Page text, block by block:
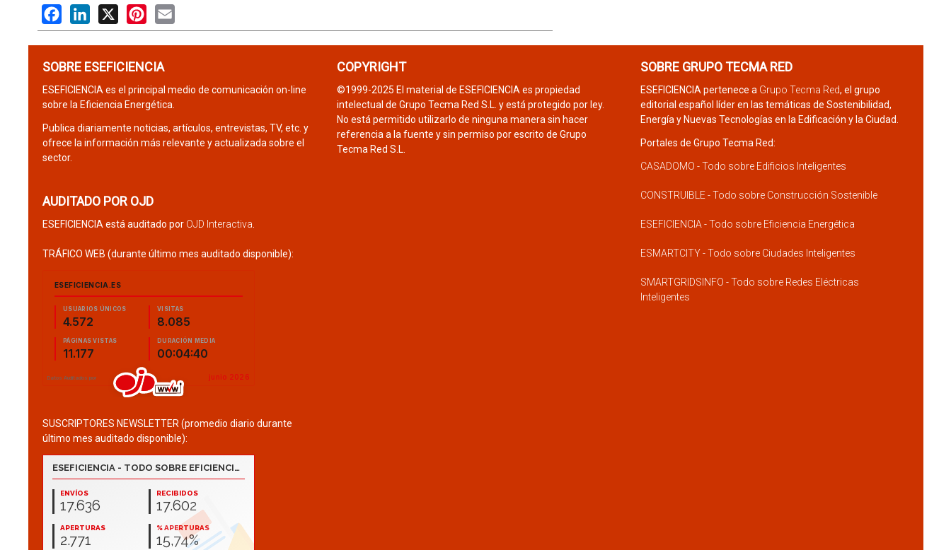
FacebookLinkedIn
X PinterestEmail
SOBRE ESEFICIENCIA
ESEFICIENCIA es el principal medio de comunicación on-line
sobre la Eficiencia Energética.
Publica diariamente noticias, artículos, entrevistas, TV, etc. y
ofrece la información más relevante y actualizada sobre el
sector.
AUDITADO POR OJD
ESEFICIENCIA está auditado por OJD Interactiva
TRÁFICO WEB (durante último mes auditado disponible):
SUSCRIPTORES NEWSLETTER (promedio diario durante
último mes auditado disponible):
COPYRIGHT
©1999-2025 El material de ESEFICIENCIA es propiedad
intelectual de Grupo Tecma Red S.L. y está protegido por ley.
No está permitido utilizarlo de ninguna manera sin hacer
referencia a la fuente y sin permiso por escrito de Grupo
Tecma Red S.L.
SOBRE GRUPO TECMA RED
ESEFICIENCIA pertenece a Grupo Tecma Red, el grupo
editorial español líder en las temáticas de Sostenibilidad,
Energía y Nuevas Tecnologías en la Edificación y la Ciudad.
Portales de Grupo Tecma Red:
CASADOMO - Todo sobre Edificios Inteligentes
CONSTRUIBLE - Todo sobre Construcción Sostenible
ESEFICIENCIA - Todo sobre Eficiencia Energética
ESMARTCITY - Todo sobre Ciudades Inteligentes
SMARTGRIDSINFO - Todo sobre Redes Eléctricas
Inteligentes